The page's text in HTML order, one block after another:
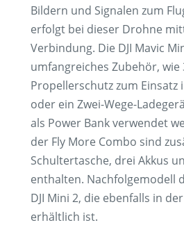
Bildern und Signalen zum
erfolgt bei dieser Drohne
Verbindung. Die DJI Mavic
umfangreiches Zubehör, wie
Propellerschutz zum Einsatz
oder ein Zwei-Wege-
als Power Bank verwendet
der Fly More Combo sind
Schultertasche, drei Akkus
enthalten. Nachfolgemodell
DJI Mini 2, die ebenfalls in
erhältlich ist.